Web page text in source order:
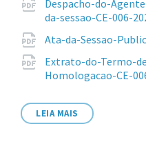
Despacho-do-
da-sessao-CE-006-
Ata-da-Sessao-
Extrato-do-Termo-
Homologacao-CE-
LEIA MAIS